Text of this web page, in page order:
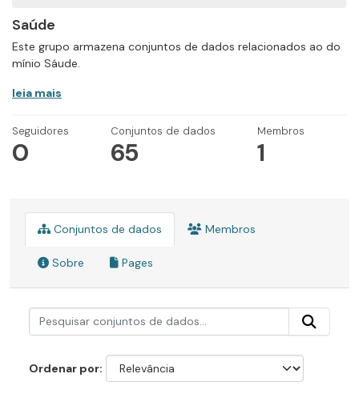
Saúde
Este grupo armazena conjuntos de dados relacionados ao do
mínio Sáude.
leia mais
Seguidores
0
Conjuntos de dados
65
Membros
1
Conjuntos de dados Membros
Sobre Pages
Ordenar por